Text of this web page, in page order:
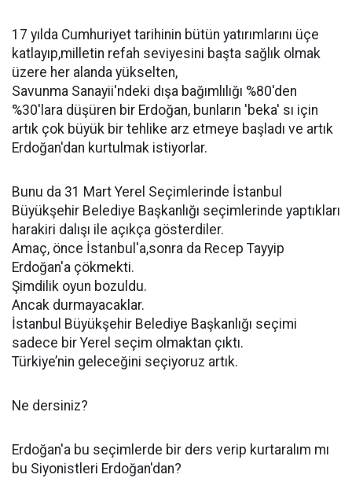
17 yılda Cumhuriyet tarihinin bütün yatırımlarını üçe
katlayıp,milletin refah seviyesini başta sağlık olmak
üzere her alanda yükselten,
Savunma Sanayii'ndeki dışa bağımlılığı %80'den
%30'lara düşüren bir Erdoğan, bunların 'beka' sı için
artık çok büyük bir tehlike arz etmeye başladı ve artık
Erdoğan'dan kurtulmak istiyorlar.
Bunu da 31 Mart Yerel Seçimlerinde İstanbul
Büyükşehir Belediye Başkanlığı seçimlerinde yaptıkları
harakiri dalışı ile açıkça gösterdiler.
Amaç, önce İstanbul'a,sonra da Recep Tayyip
Erdoğan'a çökmekti.
Şimdilik oyun bozuldu.
Ancak durmayacaklar.
İstanbul Büyükşehir Belediye Başkanlığı seçimi
sadece bir Yerel seçim olmaktan çıktı.
Türkiye’nin geleceğini seçiyoruz artık.
Ne dersiniz?
Erdoğan'a bu seçimlerde bir ders verip kurtaralım mı
bu Siyonistleri Erdoğan'dan?